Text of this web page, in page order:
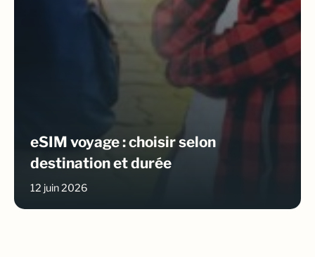
eSIM voyage : choisir selon
destination et durée
12 juin 2026